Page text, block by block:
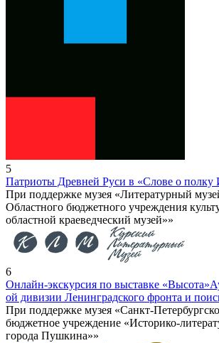
5
Патриоты Древней Руси в «Слове о полку
При поддержке музея «Литературный
Областного бюджетного учреждения
областной краеведческий музей»»
6
Онлайн-экскурсия по выставке «Высота»
ой дивизии Ленинградского фронта и
При поддержке музея «Санкт-
бюджетное учреждение «Историко-
города Пушкина»»